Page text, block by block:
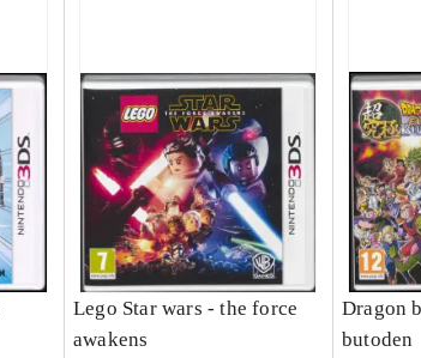
Lego Star wars - the force
awakens
Dragon
butoden